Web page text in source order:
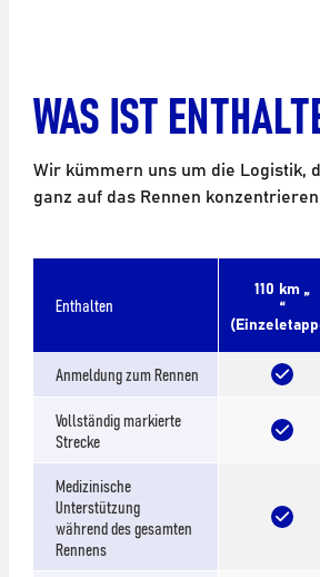
WAS IST
Wir kümmern uns um die Logistik,
ganz auf das Rennen
Enthalten
110 km „
“
Anmeldung zum Rennen
Vollständig markierte
Strecke
Medizinische
Unterstützung
während des gesamten
Rennens